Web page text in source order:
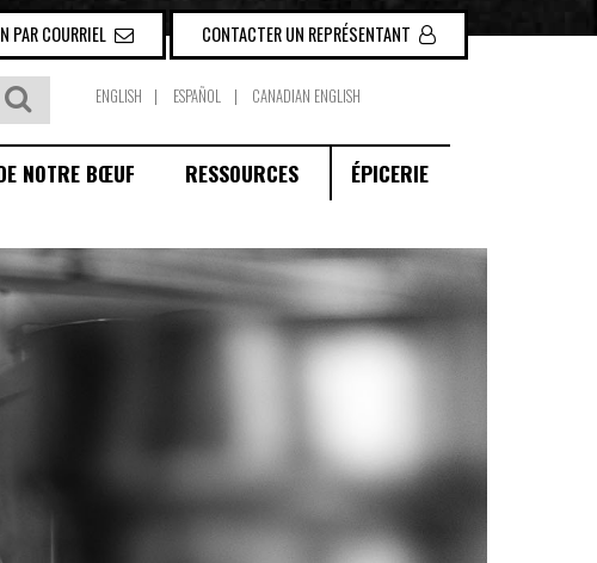
PAR COURRIEL CONTACTER UN REPRÉSENTANT
ENGLISH ESPAÑOL CANADIAN ENGLISH
NOTRE BŒUF RESSOURCES ÉPICERIE